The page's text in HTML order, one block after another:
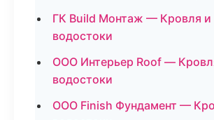
ГК Build Монтаж — Кровля и
водостоки
ООО Интерьер Roof —
водостоки
ООО Finish Фундамент —